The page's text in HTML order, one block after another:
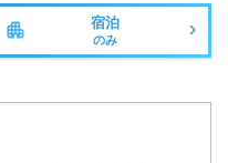
宿泊
のみ